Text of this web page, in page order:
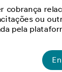
cobrança
ou
pela